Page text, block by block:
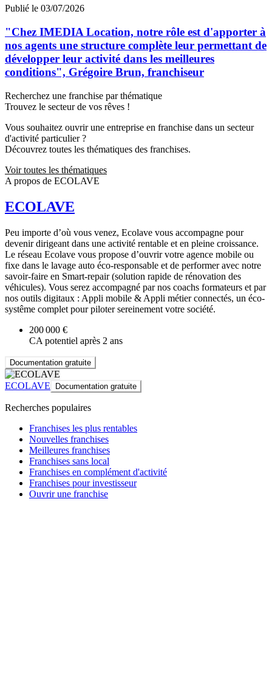
Publié le 03/07/2026
"Chez IMEDIA Location, notre rôle est d'apporter à
nos agents une structure complète leur permettant de
développer leur activité dans les meilleures
conditions", Grégoire Brun, franchiseur
Recherchez une franchise par thématique
Trouvez le secteur de vos rêves !
Vous souhaitez ouvrir une entreprise en franchise dans un secteur
d'activité particulier ?
Découvrez toutes les thématiques des franchises.
Voir toutes les thématiques
A propos de ECOLAVE
ECOLAVE
Peu importe d’où vous venez, Ecolave vous accompagne pour
devenir dirigeant dans une activité rentable et en pleine croissance.
Le réseau Ecolave vous propose d’ouvrir votre agence mobile ou
fixe dans le lavage auto éco-responsable et de performer avec notre
savoir-faire en Smart-repair (solution rapide de rénovation des
véhicules). Vous serez accompagné par nos coachs formateurs et par
nos outils digitaux : Appli mobile & Appli métier connectés, un éco-
systême complet pour piloter sereinement votre société.
200 000 €
CA potentiel après 2 ans
Documentation gratuite
ECOLAVE Documentation gratuite
Recherches populaires
Franchises les plus rentables
Nouvelles franchises
Meilleures franchises
Franchises sans local
Franchises en complément d'activité
Franchises pour investisseur
Ouvrir une franchise